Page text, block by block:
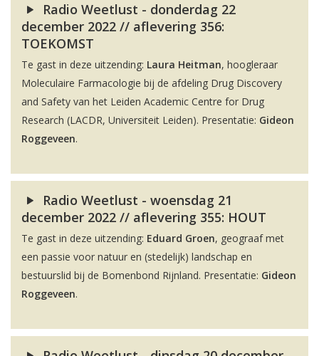
Radio Weetlust - donderdag 22
december 2022 // aflevering 356:
TOEKOMST
Te gast in deze uitzending: Laura Heitman, hoogleraar
Moleculaire Farmacologie bij de afdeling Drug Discovery
and Safety van het Leiden Academic Centre for Drug
Research (LACDR, Universiteit Leiden). Presentatie: Gideon
Roggeveen.
Radio Weetlust - woensdag 21
december 2022 // aflevering 355: HOUT
Te gast in deze uitzending: Eduard Groen, geograaf met
een passie voor natuur en (stedelijk) landschap en
bestuurslid bij de Bomenbond Rijnland. Presentatie: Gideon
Roggeveen.